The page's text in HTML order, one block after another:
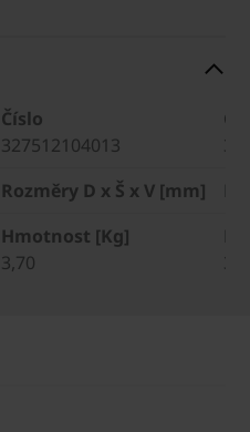
Číslo
327512104013
Rozměry D x Š x V [mm]
Hmotnost [Kg]
3,70